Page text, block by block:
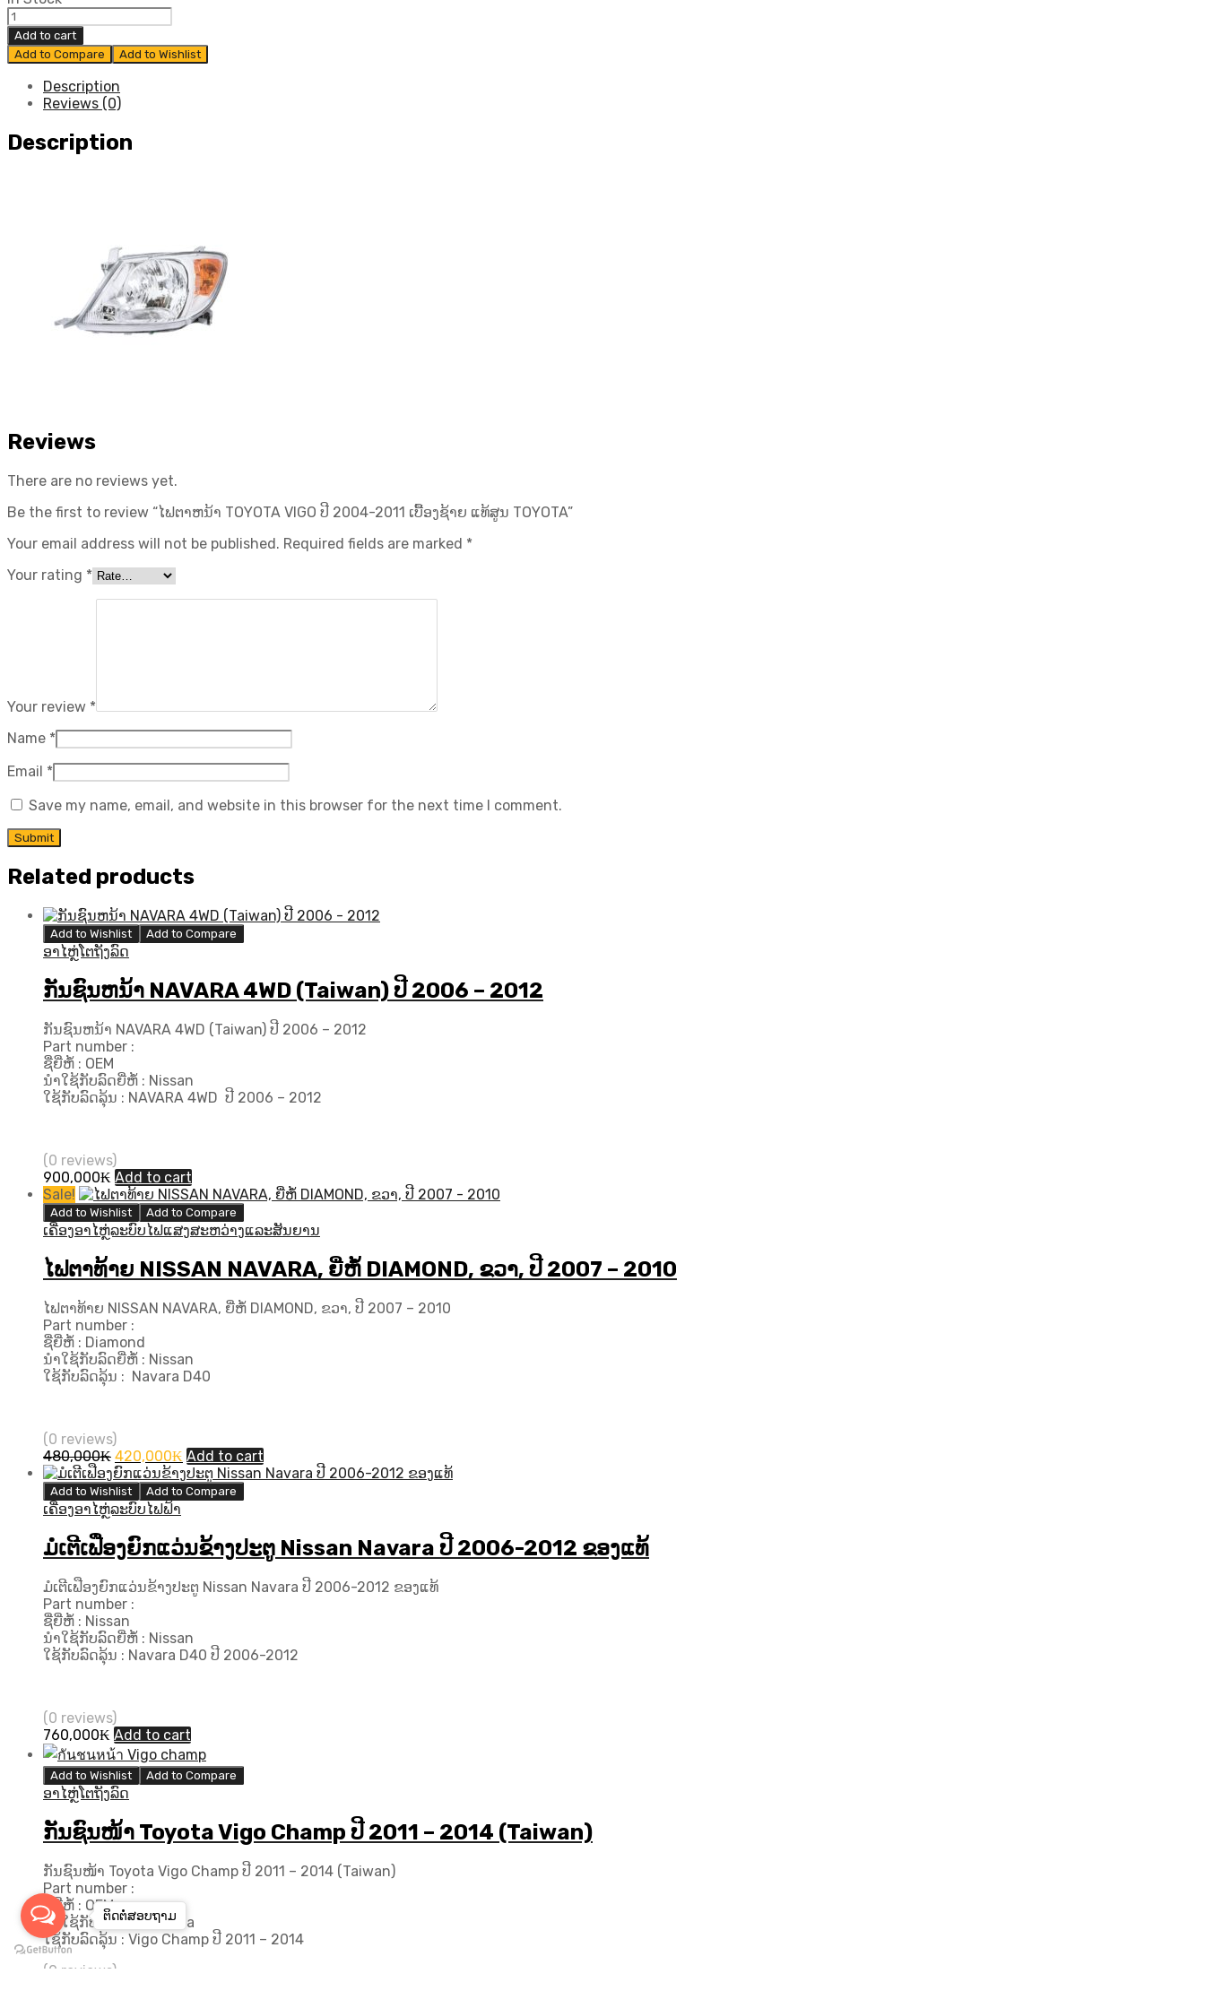
ໄຟ
ຕາຫ
ນ້າ
TOYOTA
VIGO
2011
ເບື້ອງ
Add to cart
Add to Compare
Add to Wishlist
Description
Reviews (0)
Description
Reviews
There are no reviews yet.
Be the first to review “ໄຟຕາຫນ້າ TOYOTA VIGO ປີ 2004-2011 ເບື້ອງຊ້າຍ ແທ້ສູນ TOYOTA”
Your email address will not be published. Required fields are marked *
Your rating *
Your review *
Name *
Email *
Save my name, email, and website in this browser for the next time I comment.
Related products
Add to Wishlist Add to Compare
ອາໄຫຼ່ໂຕຖັງລົດ
ກັນຊົນຫນ້າ NAVARA 4WD (Taiwan) ປີ 2006 – 2012
ກັນຊົນຫນ້າ NAVARA 4WD (Taiwan) ປີ 2006 – 2012
Part number :
ຊື່ຍີ່ຫໍ້ : OEM
ນຳໃຊ້ກັບລົດຍີ່ຫໍ້ : Nissan
ໃຊ້ກັບລົດລຸ້ນ : NAVARA 4WD ປີ 2006 – 2012
(0 reviews)
900,000₭ Add to cart
Sale!
Add to Wishlist Add to Compare
ເຄື່ອງອາໄຫຼ່ລະບົບໄຟແສງສະຫວ່າງແລະສັນຍານ
ໄຟຕາທ້າຍ NISSAN NAVARA, ຍີ່ຫໍ້ DIAMOND, ຂວາ, ປີ 2007 – 2010
ໄຟຕາທ້າຍ NISSAN NAVARA, ຍີ່ຫໍ້ DIAMOND, ຂວາ, ປີ 2007 – 2010
Part number :
ຊື່ຍີ່ຫໍ້ : Diamond
ນຳໃຊ້ກັບລົດຍີ່ຫໍ້ : Nissan
ໃຊ້ກັບລົດລຸ້ນ : Navara D40
(0 reviews)
480,000₭ Original
price
was:
480,000₭.
420,000₭ Current
price
is:
420,000₭.
Add to cart
Add to Wishlist Add to Compare
ເຄື່ອງອາໄຫຼ່ລະບົບໄຟຟ້າ
ມໍເຕີເຟືອງຍົກແວ່ນຂ້າງປະຕູ Nissan Navara ປີ 2006-2012 ຂອງແທ້
ມໍເຕີເຟືອງຍົກແວ່ນຂ້າງປະຕູ Nissan Navara ປີ 2006-2012 ຂອງແທ້
Part number :
ຊື່ຍີ່ຫໍ້ : Nissan
ນຳໃຊ້ກັບລົດຍີ່ຫໍ້ : Nissan
ໃຊ້ກັບລົດລຸ້ນ : Navara D40 ປີ 2006-2012
(0 reviews)
760,000₭ Add to cart
Add to Wishlist Add to Compare
ອາໄຫຼ່ໂຕຖັງລົດ
ກັນຊົນໜ້າ Toyota Vigo Champ ປີ 2011 – 2014 (Taiwan)
ກັນຊົນໜ້າ Toyota Vigo Champ ປີ 2011 – 2014 (Taiwan)
Part number :
ຊື່ຍີ່ຫໍ້ : OEM
ນຳໃຊ້ກັບລົດຍີ່ຫໍ້ : Toyota
ໃຊ້ກັບລົດລຸ້ນ : Vigo Champ ປີ 2011 – 2014
(0 reviews)
ຕິດຕໍ່ສອບ​ຖາມ